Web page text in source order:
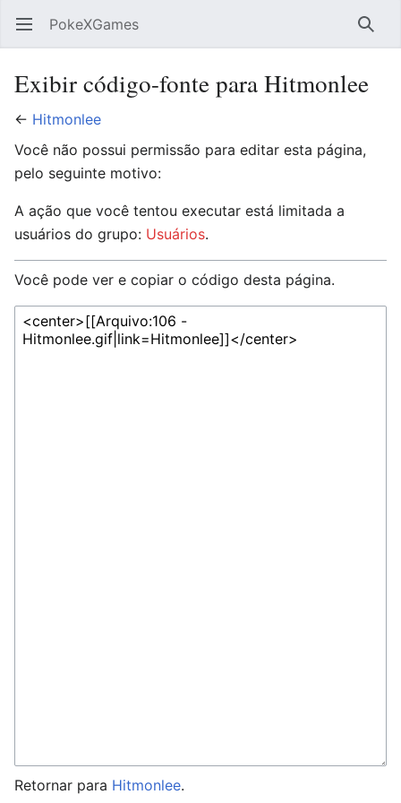
Abrir menu principal PokeXGames
Exibir código-fonte para Hitmonlee
← Hitmonlee
Você não possui permissão para editar esta página,
pelo seguinte motivo:
A ação que você tentou executar está limitada a
usuários do grupo: Usuários.
Você pode ver e copiar o código desta página.
Retornar para Hitmonlee.